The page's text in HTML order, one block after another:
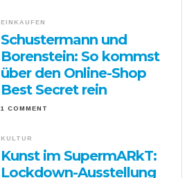
EINKAUFEN
Schustermann und
Borenstein: So kommst
über den Online-Shop
Best Secret rein
1 COMMENT
KULTUR
Kunst im SupermARkT:
Lockdown-Ausstellung